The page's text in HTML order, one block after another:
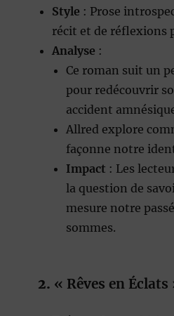
Style : Prose
récit et de réflexions
Analyse :
Ce roman suit un
pour redécouvrir
accident
Allred explore
façonne notre
Impact : Les
la question de
mesure notre
sommes.
2. « Rêves en Éclats